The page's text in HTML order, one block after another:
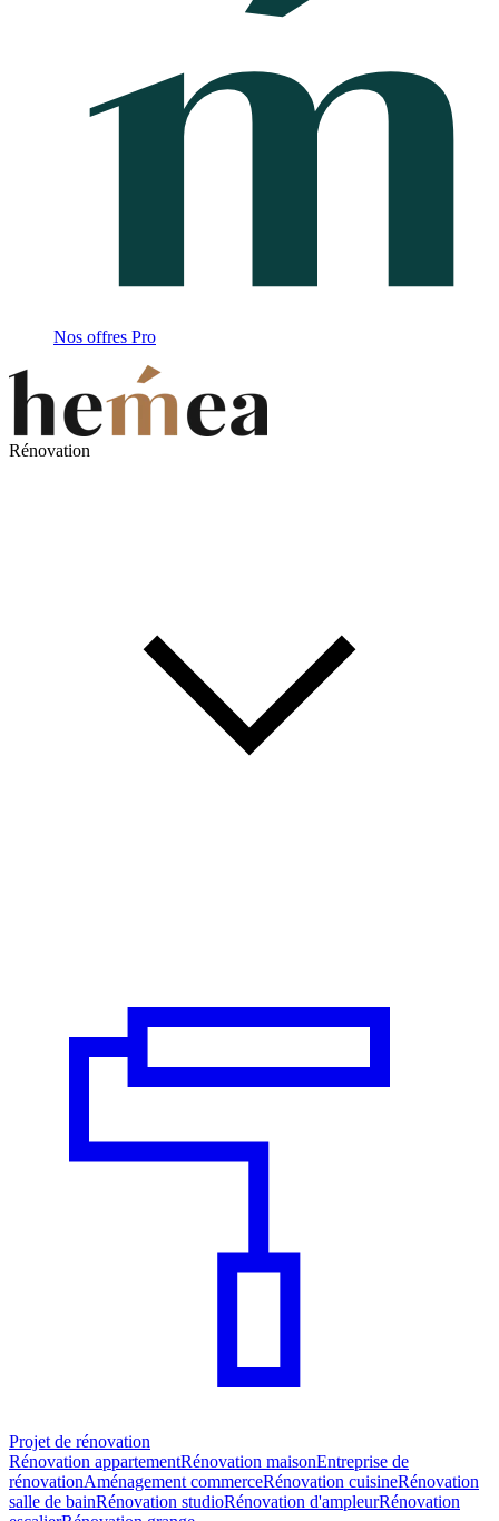
Nos offres Pro
Rénovation
Projet de rénovation
Rénovation appartementRénovation maisonEntreprise de
rénovationAménagement commerceRénovation cuisineRénovation
salle de bainRénovation studioRénovation d'ampleurRénovation